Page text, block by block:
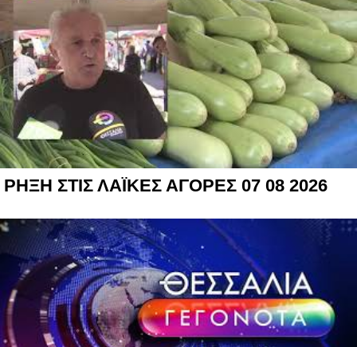
ΡΗΞΗ ΣΤΙΣ ΛΑΪΚΕΣ ΑΓΟΡΕΣ 07 08 2026